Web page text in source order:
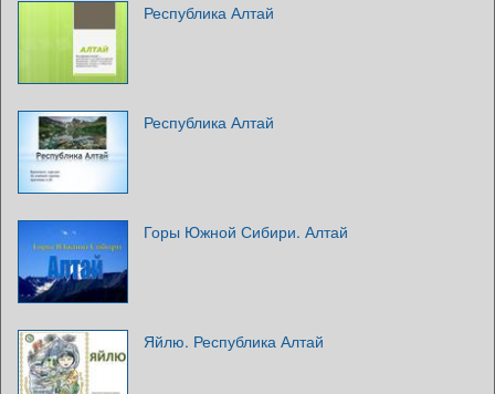
Республика Алтай
Республика Алтай
Горы Южной Сибири. Алтай
Яйлю. Республика Алтай